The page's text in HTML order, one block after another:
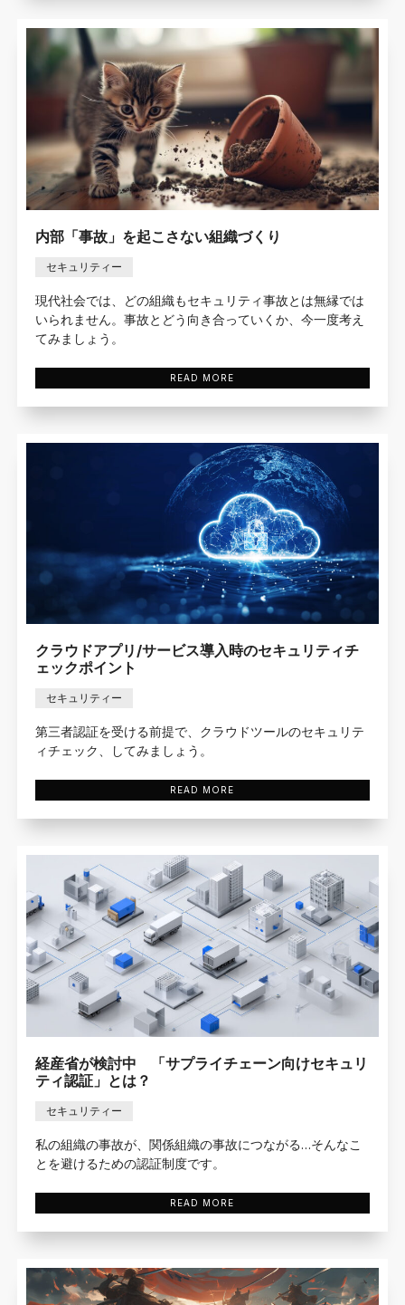
内部「事故」を起こさない組織づくり
セキュリティー
現代社会では、どの組織もセキュリティ事故とは無縁では
いられません。事故とどう向き合っていくか、今一度考え
てみましょう。
クラウドアプリ/サービス導入時のセキュリティチ
ェックポイント
セキュリティー
第三者認証を受ける前提で、クラウドツールのセキュリテ
ィチェック、してみましょう。
経産省が検討中 「サプライチェーン向けセキュリ
ティ認証」とは？
セキュリティー
私の組織の事故が、関係組織の事故につながる…そんなこ
とを避けるための認証制度です。